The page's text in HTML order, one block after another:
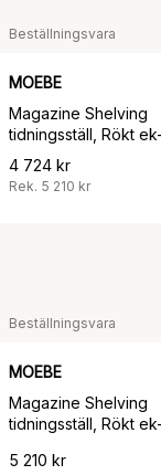
Beställningsvara
MOEBE
Magazine Shelving
tidningsställ, Rökt
green, 85x115x7 cm,
4 724 kr
Rek. 5 210 kr
Beställningsvara
MOEBE
Magazine Shelving
tidningsställ, Rökt
grey, 85x115x7 cm,
5 210 kr